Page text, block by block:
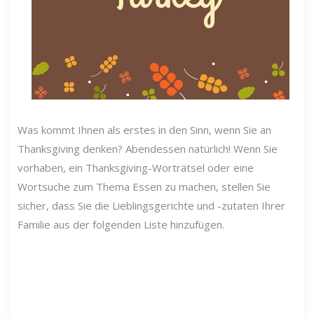
Was kommt Ihnen als erstes in den Sinn, wenn Sie an
Thanksgiving denken? Abendessen natürlich! Wenn Sie
vorhaben, ein Thanksgiving-Worträtsel oder eine
Wortsuche zum Thema Essen zu machen, stellen Sie
sicher, dass Sie die Lieblingsgerichte und -zutaten Ihrer
Familie aus der folgenden Liste hinzufügen.